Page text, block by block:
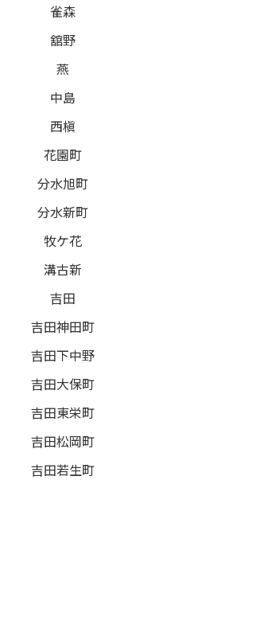
雀森
舘野
燕
中島
西槇
花園町
分水旭町
分水新町
牧ケ花
溝古新
吉田
吉田神田町
吉田下中野
吉田大保町
吉田東栄町
吉田松岡町
吉田若生町